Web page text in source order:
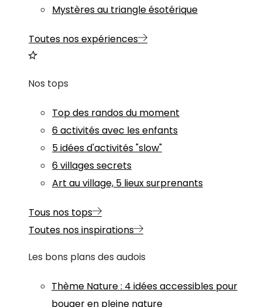
Mystères au triangle ésotérique
Toutes nos expériences
Nos tops
Top des randos du moment
6 activités avec les enfants
5 idées d'activités "slow"
6 villages secrets
Art au village, 5 lieux surprenants
Tous nos tops
Toutes nos inspirations
Les bons plans des audois
Thème Nature: 4 idées accessibles pour
bouger en pleine nature